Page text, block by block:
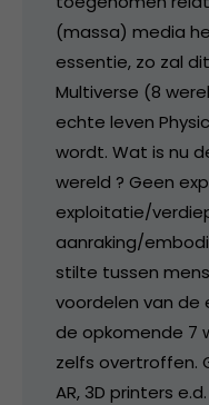
(massa) media
essentie, zo zal
Multiverse (8
echte leven
wordt. Wat is nu
wereld ? Geen
exploitatie/
aanraking/
stilte tussen
voordelen van
de opkomende 7
zelfs overtroffen.
AR, 3D printers